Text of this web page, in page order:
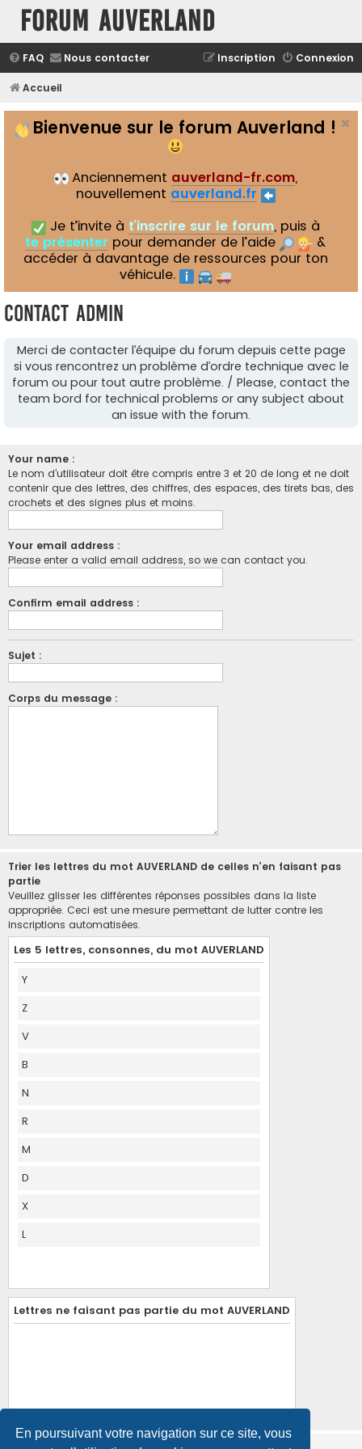
En poursuivant votre navigation sur ce site, vous
Forum Auverland
FAQ Nous contacter Connexion
Inscription
Accueil
Bienvenue sur le forum Auverland !
Anciennement auverland-fr.com,
nouvellement auverland.fr
Je t’invite à t’inscrire sur le forum, puis à
te présenter pour demander de l’aide
&
accéder à davantage de ressources pour ton
véhicule.
Contact Admin
Merci de contacter l’équipe du forum depuis cette page
si vous rencontrez un problème d’ordre technique avec le
forum ou pour tout autre problème. / Please, contact the
team bord for technical problems or any subject about
an issue with the forum.
Your name :
Le nom d’utilisateur doit être compris entre 3 et 20 de long et ne doit
contenir que des lettres, des chiffres, des espaces, des tirets bas, des
crochets et des signes plus et moins.
Your email address :
Please enter a valid email address, so we can contact you.
Confirm email address :
Sujet :
Corps du message :
Trier les lettres du mot AUVERLAND de celles n’en faisant pas
partie
Veuillez glisser les différentes réponses possibles dans la liste
appropriée. Ceci est une mesure permettant de lutter contre les
inscriptions automatisées.
Les 5 lettres, consonnes, du mot AUVERLAND
Y
Z
V
B
N
R
M
D
X
L
Lettres ne faisant pas partie du mot AUVERLAND